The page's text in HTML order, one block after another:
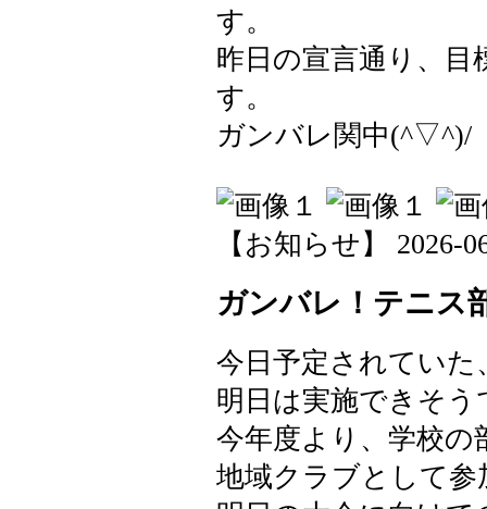
す。
昨日の宣言通り、
す。
ガンバレ関中(^▽^)/
【お知らせ】 2026-
ガンバレ！テニ
今日予定されていた
明日は実施できそう
今年度より、学校
地域クラブとして参